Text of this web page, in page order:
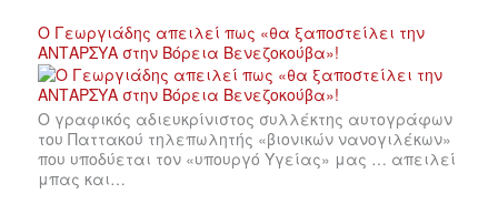
Ο Γεωργιάδης απειλεί πως «θα ξαποστείλει την
ΑΝΤΑΡΣΥΑ στην Βόρεια Βενεζοκούβα»!
Ο γραφικός αδιευκρίνιστος συλλέκτης αυτογράφων
του Παττακού τηλεπωλητής «βιονικών νανογιλέκων»
που υποδύεται τον «υπουργό Υγείας» μας … απειλεί
μπας και…